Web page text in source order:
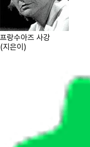
프랑수아즈 사강
(지은이 )